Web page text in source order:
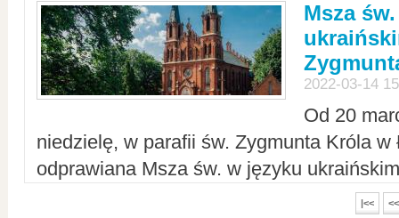
Msza
2022-03-14
Od 20
niedzielę, w parafii św. Zygmunta Króla w
odprawiana Msza św. w języku
|<< <<